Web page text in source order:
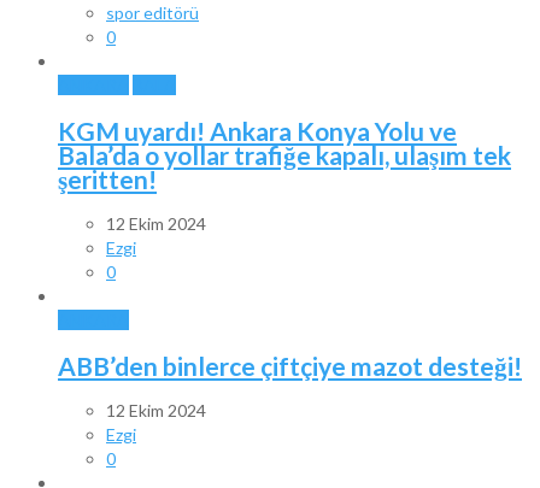
spor editörü
0
KGM uyardı! Ankara Konya Yolu ve
Bala’da o yollar trafiğe kapalı, ulaşım tek
şeritten!
12 Ekim 2024
Ezgi
0
ABB’den binlerce çiftçiye mazot desteği!
12 Ekim 2024
Ezgi
0